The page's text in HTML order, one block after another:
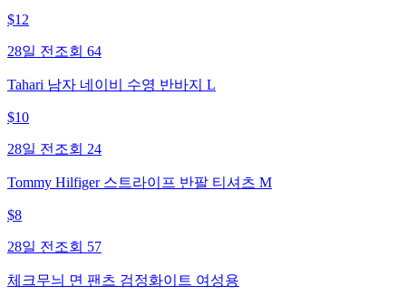
$12
28일 전 조회 64
Tahari 남자 네이비 수영 반바지 L
$10
28일 전 조회 24
Tommy Hilfiger 스트라이프 반팔 티셔츠 M
$8
28일 전 조회 57
체크무늬 면 팬츠 검정화이트 여성용